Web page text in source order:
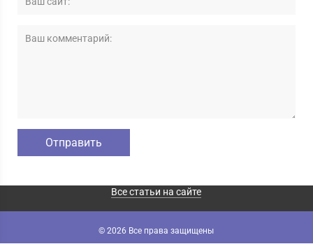
Все статьи на сайте
© 2026 Все права защищены